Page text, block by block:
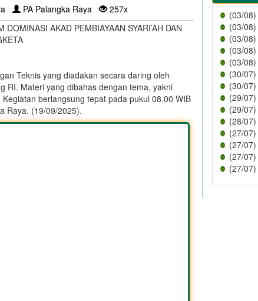
PA Palangka Raya
257x
AKAD PEMBIAYAAN SYARI’AH DAN
Teknis yang diadakan secara daring oleh
RI. Materi yang dibahas dengan tema, yakni
berlangsung tepat pada pukul 08.00 WIB
Raya. (19/09/2025).
(03/08)
(03/08)
(03/08)
(03/08)
(03/08)
(30/07)
(30/07)
(29/07)
(29/07)
(28/07)
(27/07)
(27/07)
(27/07)
(27/07)